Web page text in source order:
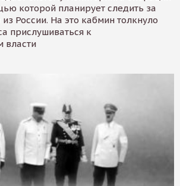
которой планирует следить за
России. На это кабмин толкнуло
прислушиваться к
власти